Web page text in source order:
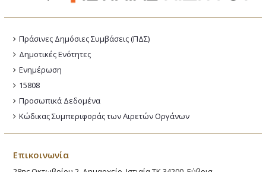
Πράσινες Δημόσιες Συμβάσεις (ΠΔΣ)
Δημοτικές Ενότητες
Ενημέρωση
15808
Προσωπικά Δεδομένα
Κώδικας Συμπεριφοράς των Αιρετών Οργάνων
Επικοινωνία